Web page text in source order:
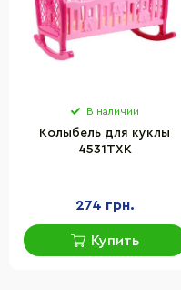
В наличии
Колыбель для куклы
4531TXK
274 грн.
Купить